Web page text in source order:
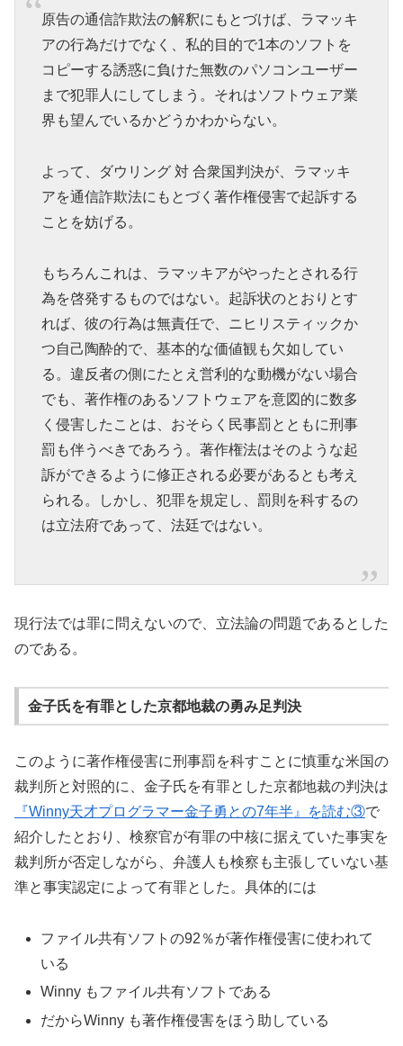
原告の通信詐欺法の解釈にもとづけば、ラマッキ
アの行為だけでなく、私的目的で1本のソフトを
コピーする誘惑に負けた無数のパソコンユーザー
まで犯罪人にしてしまう。それはソフトウェア業
界も望んでいるかどうかわからない。
よって、ダウリング 対 合衆国判決が、ラマッキ
アを通信詐欺法にもとづく著作権侵害で起訴する
ことを妨げる。
もちろんこれは、ラマッキアがやったとされる行
為を啓発するものではない。起訴状のとおりとす
れば、彼の行為は無責任で、ニヒリスティックか
つ自己陶酔的で、基本的な価値観も欠如してい
る。違反者の側にたとえ営利的な動機がない場合
でも、著作権のあるソフトウェアを意図的に数多
く侵害したことは、おそらく民事罰とともに刑事
罰も伴うべきであろう。著作権法はそのような起
訴ができるように修正される必要があるとも考え
られる。しかし、犯罪を規定し、罰則を科するの
は立法府であって、法廷ではない。
現行法では罪に問えないので、立法論の問題であるとした
のである。
金子氏を有罪とした京都地裁の勇み足判決
このように著作権侵害に刑事罰を科すことに慎重な米国の
裁判所と対照的に、金子氏を有罪とした京都地裁の判決は
『Winny天才プログラマー金子勇との7年半』を読む③で
紹介したとおり、検察官が有罪の中核に据えていた事実を
裁判所が否定しながら、弁護人も検察も主張していない基
準と事実認定によって有罪とした。具体的には
ファイル共有ソフトの92％が著作権侵害に使われて
いる
Winny もファイル共有ソフトである
だからWinny も著作権侵害をほう助している